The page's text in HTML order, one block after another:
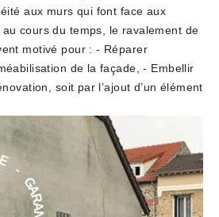
aux murs qui font face aux
cours du temps, le ravalement de
motivé pour : - Réparer
de la façade, - Embellir
soit par l’ajout d’un élément
GAR A
N
T
I
E